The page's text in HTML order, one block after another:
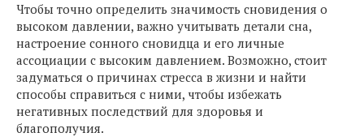
Чтобы точно определить значимость сновидения о
высоком давлении, важно учитывать детали сна,
настроение сонного сновидца и его личные
ассоциации с высоким давлением. Возможно, стоит
задуматься о причинах стресса в жизни и найти
способы справиться с ними, чтобы избежать
негативных последствий для здоровья и
благополучия.